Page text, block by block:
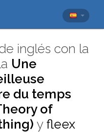
inglés con la
Une
du temps
of
yfleex